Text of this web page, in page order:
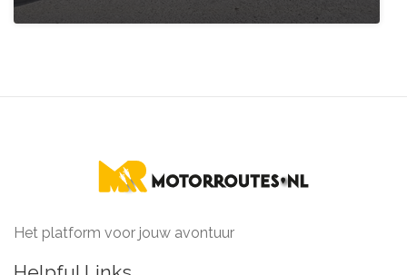
Het platform voor jouw avontuur